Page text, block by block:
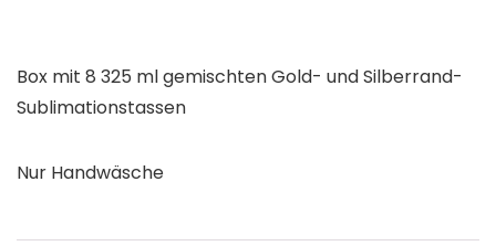
Box mit 8 325 ml gemischten Gold- und Silberrand-
Sublimationstassen
Nur Handwäsche